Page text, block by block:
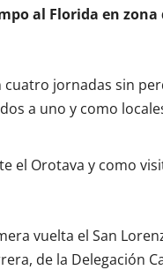
al Florida en zona
cuatro jornadas sin
a uno y como
el Orotava y como
vuelta el San
de la Delegación